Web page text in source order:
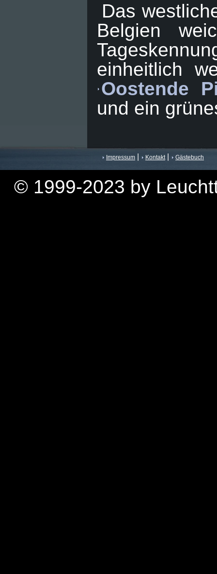
Das
Belgien
einheitlich
Oostende
und ein
Impressum Kontakt Gästebuch
© 1999-2023 by